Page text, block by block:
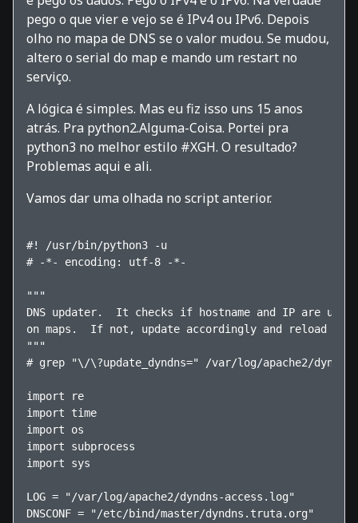
pego o que vier e vejo se é IPv4 ou IPv6. Depois
olho no mapa de DNS se o valor mudou. Se mudou,
altero o serial do map e mando um restart no
serviço.
A lógica é simples. Mas eu fiz isso uns 15 anos
atrás. Pra python2.Alguma-Coisa. Portei pra
python3 no melhor estilo #XGH. O resultado?
Problemas aqui e ali.
Vamos dar uma olhada no script anterior.
#! /usr/bin/python3 -u
# -*- encoding: utf-8 -*-
"""
DNS updater.  It checks if hostname and IP are
on maps.  If not, update accordingly and reload
"""
# grep "\/\?update_dyndns=" /var/log/apache2/
import re
import time
import os
import subprocess
import sys
LOG = "/var/log/apache2/dyndns-access.log"
DNSCONF = "/etc/bind/master/dyndns.truta.org"